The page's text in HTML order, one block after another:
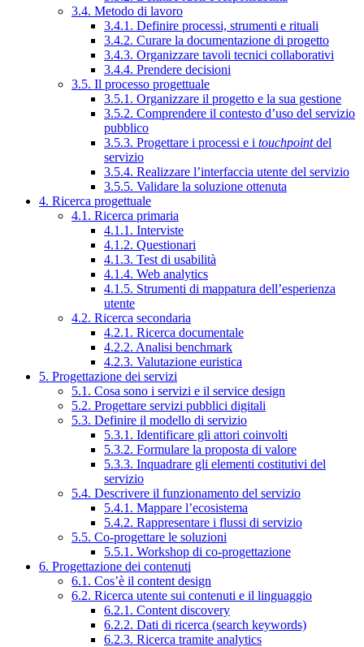
3.4. Metodo di lavoro
3.4.1. Definire processi, strumenti e rituali
3.4.2. Curare la documentazione di progetto
3.4.3. Organizzare tavoli tecnici collaborativi
3.4.4. Prendere decisioni
3.5. Il processo progettuale
3.5.1. Organizzare il progetto e la sua gestione
3.5.2. Comprendere il contesto d’uso del servizio
pubblico
3.5.3. Progettare i processi e i touchpointdel
servizio
3.5.4. Realizzare l’interfaccia utente del servizio
3.5.5. Validare la soluzione ottenuta
4. Ricerca progettuale
4.1. Ricerca primaria
4.1.1. Interviste
4.1.2. Questionari
4.1.3. Test di usabilità
4.1.4. Web analytics
4.1.5. Strumenti di mappatura dell’esperienza
utente
4.2. Ricerca secondaria
4.2.1. Ricerca documentale
4.2.2. Analisi benchmark
4.2.3. Valutazione euristica
5. Progettazione dei servizi
5.1. Cosa sono i servizi e il service design
5.2. Progettare servizi pubblici digitali
5.3. Definire il modello di servizio
5.3.1. Identificare gli attori coinvolti
5.3.2. Formulare la proposta di valore
5.3.3. Inquadrare gli elementi costitutivi del
servizio
5.4. Descrivere il funzionamento del servizio
5.4.1. Mappare l’ecosistema
5.4.2. Rappresentare i flussi di servizio
5.5. Co-progettare le soluzioni
5.5.1. Workshop di co-progettazione
6. Progettazione dei contenuti
6.1. Cos’è il content design
6.2. Ricerca utente sui contenuti e il linguaggio
6.2.1. Content discovery
6.2.2. Dati di ricerca (search keywords)
6.2.3. Ricerca tramite analytics